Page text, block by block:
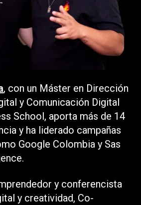
, con un Máster en Dirección
y Comunicación Digital
School, aporta más de 14
y ha liderado campañas
Google Colombia y Sas
y conferencista
y creatividad, Co-